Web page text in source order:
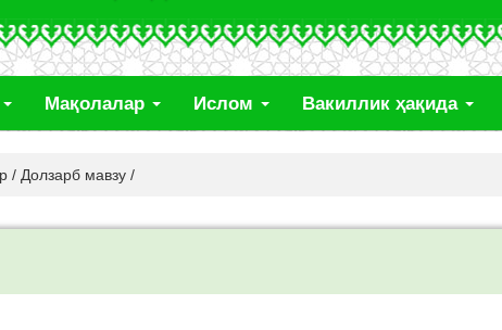
Мақолалар Ислом Вакиллик ҳақида
/ Долзарб мавзу /